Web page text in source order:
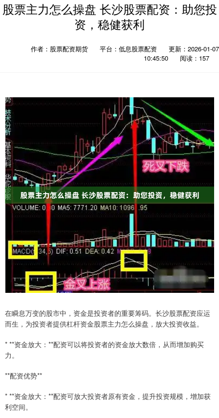
股票主力怎么操盘 长沙股票配资：助您投
资，稳健获利
作者：股票配资期货 平台：低息股票配资
更新：2026-01-07
10:45:50
阅读：157
在瞬息万变的股市中，资金是投资者的重要筹码。长沙股票配资应运
而生，为投资者提供杠杆资金股票主力怎么操盘，放大投资收益。
* **资金放大：**配资可以将投资者的资金放大数倍，从而增加购买
力。
**配资优势**
* **资金放大：**配资可放大投资者原有资金，提升投资规模，增加获
利空间。